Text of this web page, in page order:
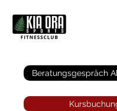
Beratungsgespräch